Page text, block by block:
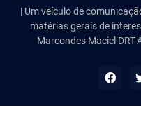
| Um veículo de
matérias gerais de
Marcondes Maciel